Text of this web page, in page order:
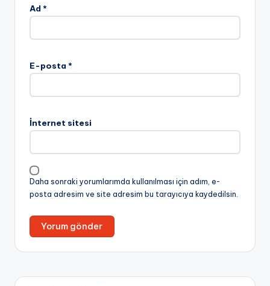
Ad *
E-posta *
İnternet sitesi
Daha sonraki yorumlarımda kullanılması için adım, e-
posta adresim ve site adresim bu tarayıcıya kaydedilsin.